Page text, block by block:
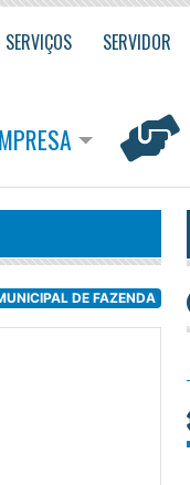
SERVIÇOS SERVIDOR
DE FAZENDA